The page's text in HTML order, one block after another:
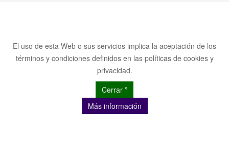
El uso de esta Web o sus servicios implica la aceptación de los
términos y condiciones definidos en las políticas de cookies y
privacidad.
Cerrar ˟
Más información